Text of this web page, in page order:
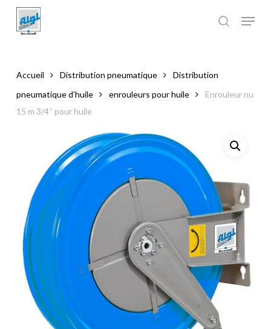
main
Accueil Distribution pneumatique
Distribution
pneumatique d’huile
enrouleurs pour huile
Enrouleur nu
15 m 3/4″ pour huile